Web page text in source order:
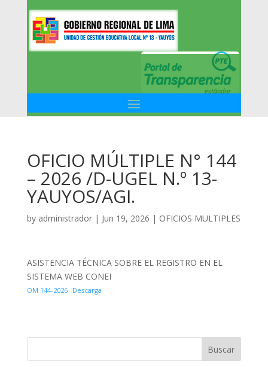
OFICIO MÚLTIPLE N° 144
– 2026 /D-UGEL N.º 13-
YAUYOS/AGI.
by administrador| Jun 19, 2026 | OFICIOS MULTIPLES
ASISTENCIA TÉCNICA SOBRE EL REGISTRO EN EL
SISTEMA WEB CONEI
OM 144-2026 Descarga
Buscar